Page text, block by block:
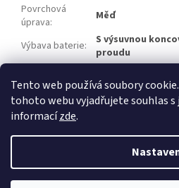
Tento web používá soubory
tohoto webu vyjadřujete souhlas s
informacízde.
Povrchová
úprava: Měď
Výbava baterie:
S výsuvnou
proudu
Délka výtoku: 22 - 24 cm
Vytvořil